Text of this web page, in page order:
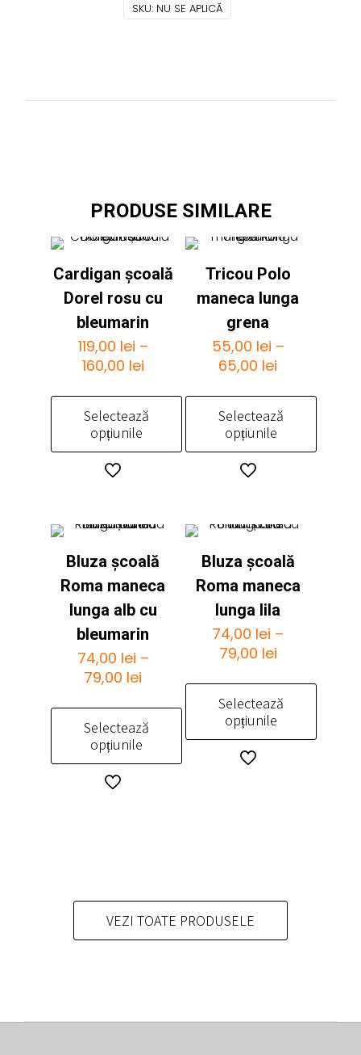
SKU: NU SE APLICĂ
PRODUSE SIMILARE
Cardigan școală
Dorel rosu cu
bleumarin
119,00 lei –
160,00 leiInterval
prețuri:
119,00 lei
Selectează
opțiunile
Acest
mai
variații.
Opțiunile
fi
alese
în
pagina
Tricou Polo
maneca lunga
grena
55,00 lei –
65,00 lei
prețuri:
55,00 lei
Selectează
opțiunile
Acest
mai
variații.
Opțiunile
alese
în
pagina
produsului.
Bluza școală
Roma maneca
lunga alb cu
bleumarin
74,00 lei –
79,00 lei
prețuri:
74,00 lei
până
Selectează
opțiunile
Acest
pot
Bluza școală
Roma maneca
lunga lila
74,00 lei –
79,00 leiInterval
prețuri:
74,00 lei
până
Selectează
opțiunile
Acest
alese
VEZI TOATE PRODUSELE